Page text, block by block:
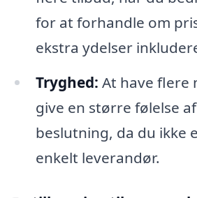
for at forhandle om
ekstra ydelser
Tryghed: At have flere
give en større følelse
beslutning, da du ikke
enkelt leverandør.